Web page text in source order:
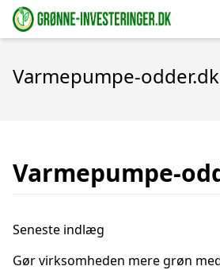
Varmepumpe-odder.dk
Varmepumpe-
Seneste indlæg
Gør virksomheden mere grøn